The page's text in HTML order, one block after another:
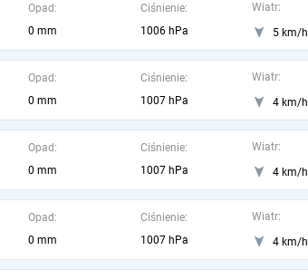
Opad:
0 mm
Ciśnienie:
1006 hPa
Wiatr:
5 km/h
Opad:
0 mm
Ciśnienie:
1007 hPa
Wiatr:
4 km/h
Opad:
0 mm
Ciśnienie:
1007 hPa
Wiatr:
4 km/h
Opad:
0 mm
Ciśnienie:
1007 hPa
Wiatr:
4 km/h